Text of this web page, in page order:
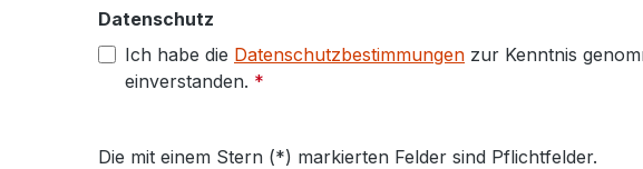
Datenschutz
Ich habe die Datenschutzbestimmungen zur Kenntnis
einverstanden. *
Die mit einem Stern (*) markierten Felder sind Pflichtfelder.